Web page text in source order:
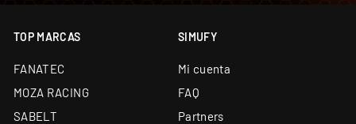
TOP MARCAS
FANATEC
MOZA RACING
SABELT
SIMUFY
Mi cuenta
FAQ
Partners